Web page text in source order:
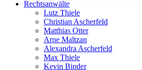
Rechtsanwälte
Lutz Thiele
Christian Ascherfeld
Matthias Otter
Arne Maltzan
Alexandra Ascherfeld
Max Thiele
Kevin Binder